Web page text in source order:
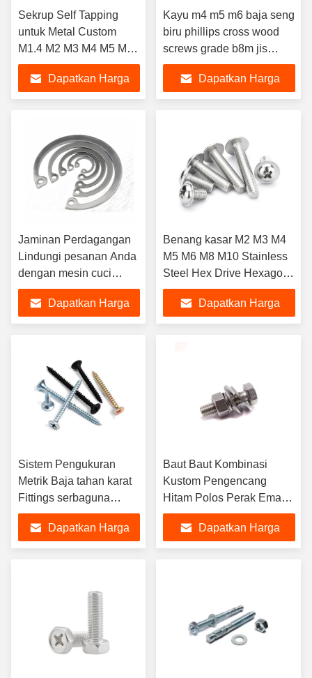
Sekrup Self Tapping
untuk Metal Custom
M1.4 M2 M3 M4 M5 M6
Pengikat dari Kelas
Tinggi 4.8/ 8.8/ 10.9/
12.9 Ect
Dapatkan Harga
Kayu m4 m5 m6 baja seng
biru phillips cross wood
screws grade b8m jis
standar dalam wadah
sekrup kenop kayu
persegi kayu
Dapatkan Harga
Jaminan Perdagangan
Lindungi pesanan Anda
dengan mesin cuci
stainless steel Cina
yang menahan cincin
pegas M8-M300
Dapatkan Harga
Benang kasar M2 M3 M4
M5 M6 M8 M10 Stainless
Steel Hex Drive Hexagon
Socket Round Pan Head
Mesin sekrup untuk
aluminium
Dapatkan Harga
Sistem Pengukuran
Metrik Baja tahan karat
Fittings serbaguna
Custom Hex Cross Slot
Torx sekrup dari
profesional
Dapatkan Harga
Baut Baut Kombinasi
Kustom Pengencang
Hitam Polos Perak Emas
Stainless Hex Kepala
Baut MurDapatkan Harga